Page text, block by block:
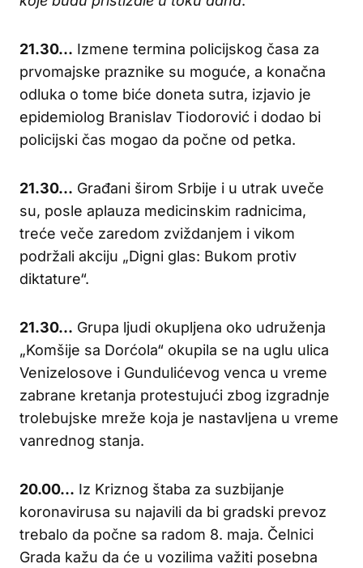
21.30… Izmene termina policijskog časa za
prvomajske praznike su moguće, a konačna
odluka o tome biće doneta sutra, izjavio je
epidemiolog Branislav Tiodorović i dodao bi
policijski čas mogao da počne od petka.
21.30… Građani širom Srbije i u utrak uveče
su, posle aplauza medicinskim radnicima,
treće veče zaredom zviždanjem i vikom
podržali akciju „Digni glas: Bukom protiv
diktature“.
21.30… Grupa ljudi okupljena oko udruženja
„Komšije sa Dorćola“ okupila se na uglu ulica
Venizelosove i Gundulićevog venca u vreme
zabrane kretanja protestujući zbog izgradnje
trolebujske mreže koja je nastavljena u vreme
vanrednog stanja.
20.00… Iz Kriznog štaba za suzbijanje
koronavirusa su najavili da bi gradski prevoz
trebalo da počne sa radom 8. maja. Čelnici
Grada kažu da će u vozilima važiti posebna